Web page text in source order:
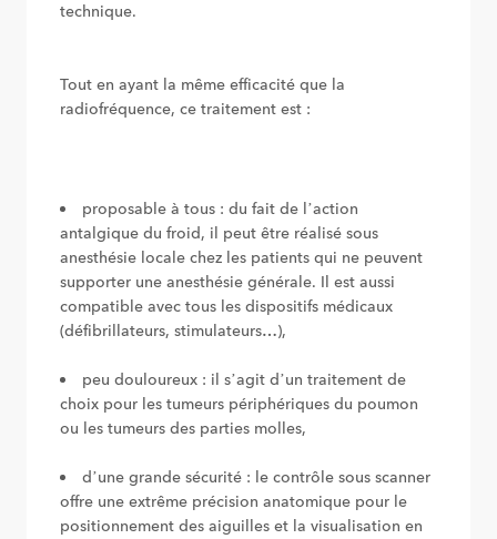
technique.
Tout en ayant la même efficacité que la
radiofréquence, ce traitement est :
proposable à tous : du fait de l’action
antalgique du froid, il peut être réalisé sous
anesthésie locale chez les patients qui ne peuvent
supporter une anesthésie générale. Il est aussi
compatible avec tous les dispositifs médicaux
(défibrillateurs, stimulateurs…),
peu douloureux : il s’agit d’un traitement de
choix pour les tumeurs périphériques du poumon
ou les tumeurs des parties molles,
d’une grande sécurité : le contrôle sous scanner
offre une extrême précision anatomique pour le
positionnement des aiguilles et la visualisation en